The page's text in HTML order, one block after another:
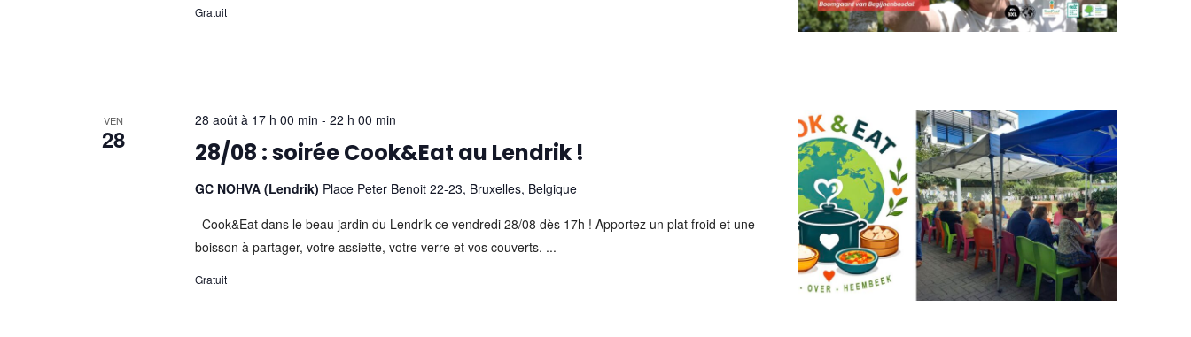
Gratuit
VEN
28 28/08 : soirée Cook&Eat au Lendrik !
28 août à 17 h 00 min - 22 h 00 min
GC NOHVA (Lendrik) Place Peter Benoit 22-23, Bruxelles, Belgique
Cook&Eat dans le beau jardin du Lendrik ce vendredi 28/08 dès 17h ! Apportez un plat froid et une
boisson à partager, votre assiette, votre verre et vos couverts. ...
Gratuit